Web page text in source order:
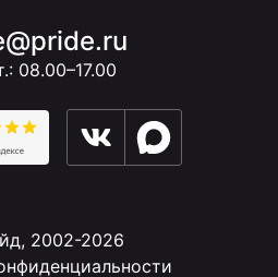
08.00–17.00
2002-2026